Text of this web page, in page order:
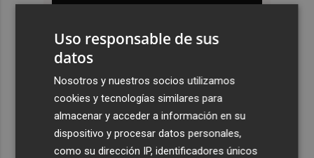
Uso responsable de sus
datos
Nosotros y nuestros socios utilizamos
cookies y tecnologías similares para
almacenar y acceder a información en su
dispositivo y procesar datos personales,
como su dirección IP, identificadores únicos